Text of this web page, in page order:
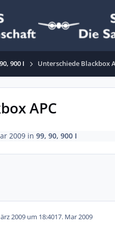
900 I Unterschiede Blackbox
APC
2009in 99, 90, 900 I
2009 um 18:4017. Mar 2009